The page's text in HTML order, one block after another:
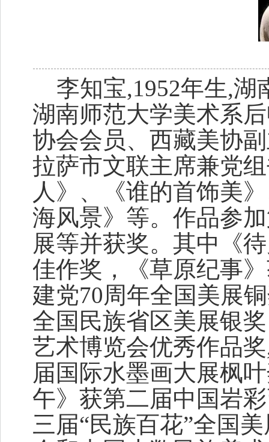
李知宝,1952年生,湖
湖南师范大学美术系
协会会员、西藏美协
拉萨市文联主席兼党
人》、《谁的首饰美
海风景》等。作品参
展等并获奖。其中《
佳作奖，《草原纪事
建党70周年全国美展
全国民族省区美展银
艺术博览会优秀作品
届国际水墨画大展枫
午》获第二届中国岩
三届“民族百花”全国